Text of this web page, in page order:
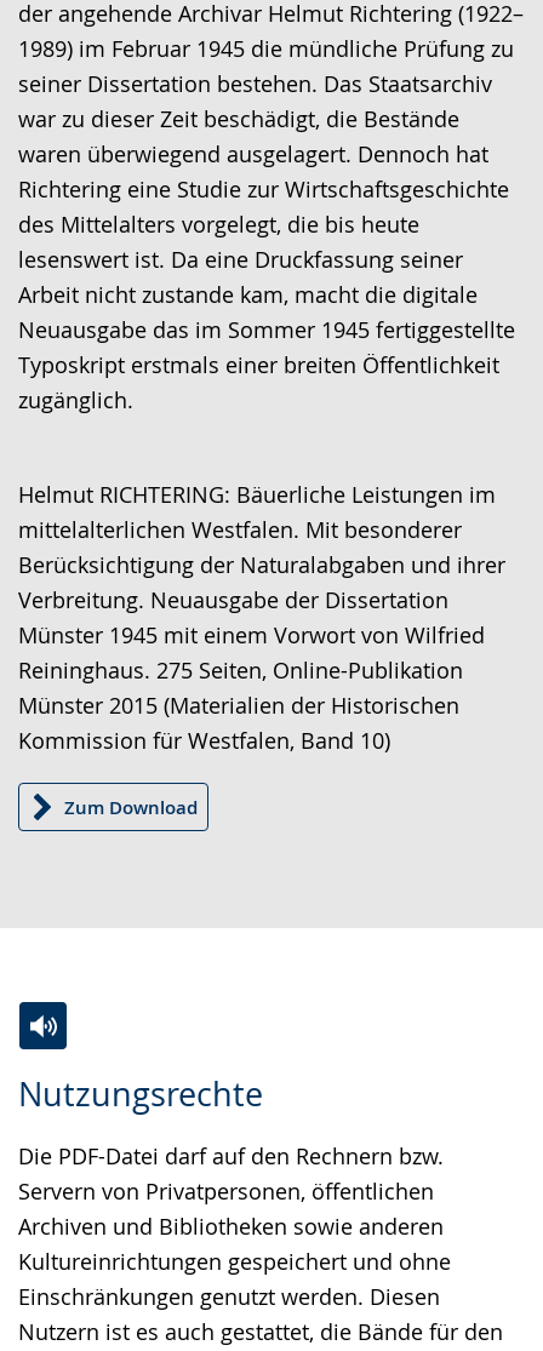
Gebärdensprache
wird
angezeigt.
der angehende Archivar Helmut Richtering (1922–
1989) im Februar 1945 die mündliche Prüfung zu
seiner Dissertation bestehen. Das Staatsarchiv
war zu dieser Zeit beschädigt, die Bestände
waren überwiegend ausgelagert. Dennoch hat
Richtering eine Studie zur Wirtschaftsgeschichte
des Mittelalters vorgelegt, die bis heute
lesenswert ist. Da eine Druckfassung seiner
Arbeit nicht zustande kam, macht die digitale
Neuausgabe das im Sommer 1945 fertiggestellte
Typoskript erstmals einer breiten Öffentlichkeit
zugänglich.
Helmut RICHTERING: Bäuerliche Leistungen im
mittelalterlichen Westfalen. Mit besonderer
Berücksichtigung der Naturalabgaben und ihrer
Verbreitung. Neuausgabe der Dissertation
Münster 1945 mit einem Vorwort von Wilfried
Reininghaus. 275 Seiten, Online-Publikation
Münster 2015 (Materialien der Historischen
Kommission für Westfalen, Band 10)
Zum Download
Nutzungsrechte
Die PDF-Datei darf auf den Rechnern bzw.
Servern von Privatpersonen, öffentlichen
Archiven und Bibliotheken sowie anderen
Kultureinrichtungen gespeichert und ohne
Einschränkungen genutzt werden. Diesen
Nutzern ist es auch gestattet, die Bände für den
Leichten
wechseln.
Audio-
Video
Deutscher
Gebärdensprache
wird
angezeigt.